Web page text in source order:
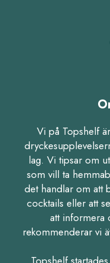
Vi på Topshelf
lag. Vi tipsar om
som vill ta
det handlar om att
cocktails eller att
att informera
rekommenderar vi